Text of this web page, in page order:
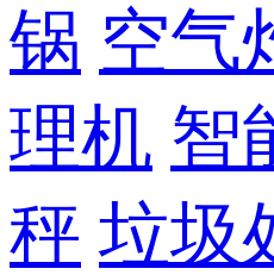
锅 空气
理机 智
秤 垃圾